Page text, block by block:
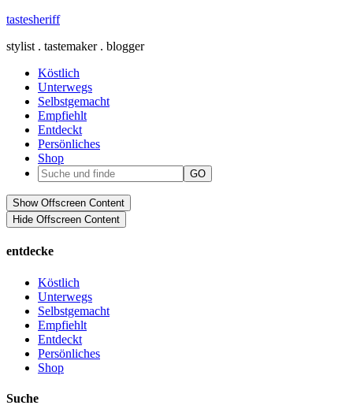
tastesheriff
stylist . tastemaker . blogger
Köstlich
Unterwegs
Selbstgemacht
Empfiehlt
Entdeckt
Persönliches
Shop
Show Offscreen Content
Hide Offscreen Content
entdecke
Köstlich
Unterwegs
Selbstgemacht
Empfiehlt
Entdeckt
Persönliches
Shop
Suche